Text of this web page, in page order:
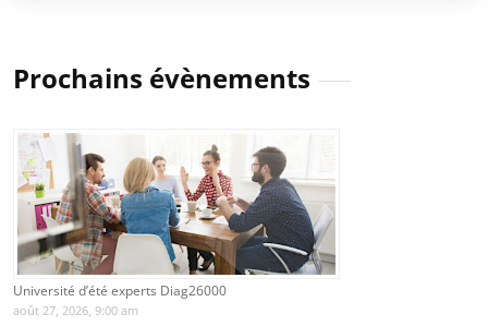
Prochains évènements
Université d’été experts Diag26000
août 27, 2026, 9:00 am